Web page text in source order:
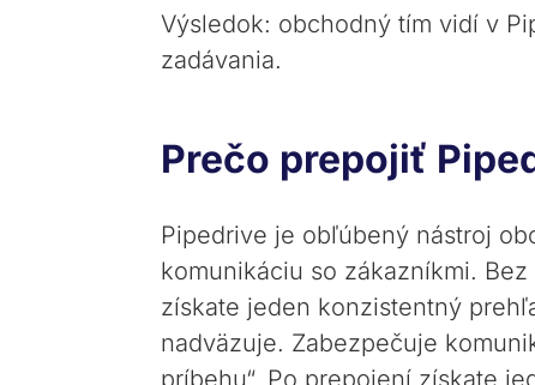
Výsledok: obchodný tím vidí v
zadávania.
Prečo prepojiť
Pipedrive je obľúbený nástroj
komunikáciu so zákazníkmi.
získate jeden konzistentný
nadväzuje. Zabezpečuje